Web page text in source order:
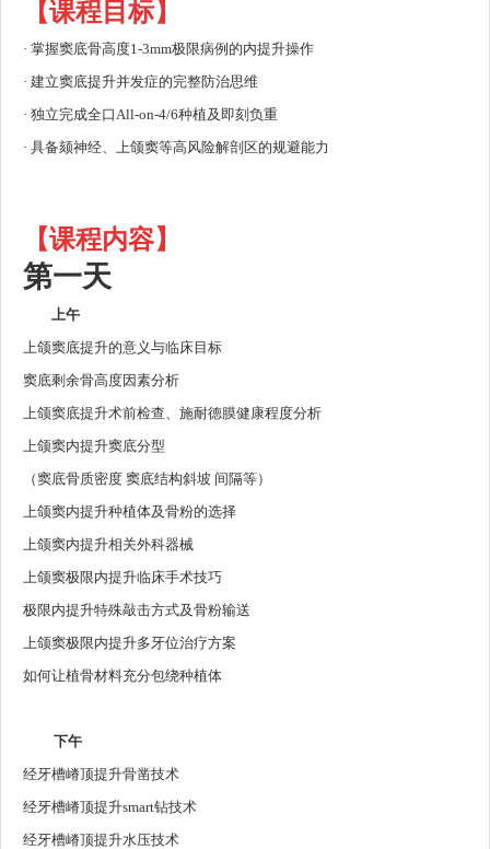
【课程目标】
· 掌握窦底骨高度1-3mm极限病例的内提升操作
· 建立窦底提升并发症的完整防治思维
· 独立完成全口All-on-4/6种植及即刻负重
· 具备颏神经、上颌窦等高风险解剖区的规避能力
【课程内容】
第一天
上午
上颌窦底提升的意义与临床目标
窦底剩余骨高度因素分析
上颌窦底提升术前检查、施耐德膜健康程度分析
上颌窦内提升窦底分型
（窦底骨质密度 窦底结构斜坡 间隔等）
上颌窦内提升种植体及骨粉的选择
上颌窦内提升相关外科器械
上颌窦极限内提升临床手术技巧
极限内提升特殊敲击方式及骨粉输送
上颌窦极限内提升多牙位治疗方案
如何让植骨材料充分包绕种植体
下午
经牙槽嵴顶提升骨凿技术
经牙槽嵴顶提升smart钻技术
经牙槽嵴顶提升水压技术